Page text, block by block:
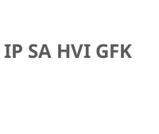
SA HVI GFK